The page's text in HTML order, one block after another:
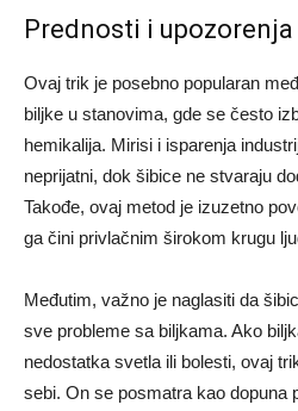
Prednosti i upozorenja
Ovaj trik je posebno popularan
biljke u stanovima, gde se često
hemikalija. Mirisi i isparenja
neprijatni, dok šibice ne stvaraju
Takođe, ovaj metod je izuzetno
ga čini privlačnim širokom krugu
Međutim, važno je naglasiti da
sve probleme sa biljkama. Ako
nedostatka svetla ili bolesti, ovaj
sebi. On se posmatra kao dopuna